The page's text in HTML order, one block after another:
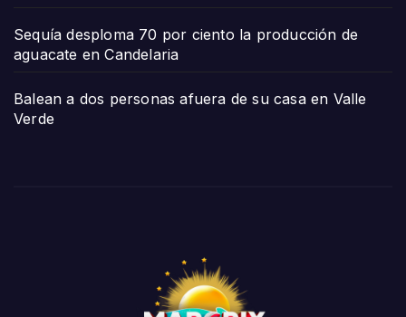
Sequía desploma 70 por ciento la producción de
aguacate en Candelaria
Balean a dos personas afuera de su casa en Valle
Verde